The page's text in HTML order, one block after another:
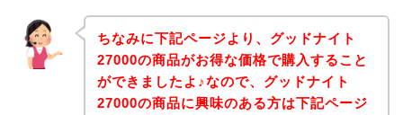
ちなみに下記ページより、グッドナイト
27000の商品がお得な価格で購入すること
ができましたよ♪なので、グッドナイト
27000の商品に興味のある方は下記ページ